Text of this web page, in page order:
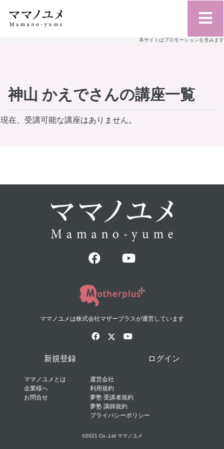
本サイトはプロモーションを含みます
神山 かえでさんの講座一覧
現在、受講可能な講座はありません。
ママノユメは株式会社マザープラスが運営しています
新規登録 ログイン
ママノユメとは
企業様へ
お問合せ
運営会社
利用規約
夢塾 受講者規約
夢塾 講師規約
プライバシーポリシー
©2021 Co.,Ltd ママノユメ